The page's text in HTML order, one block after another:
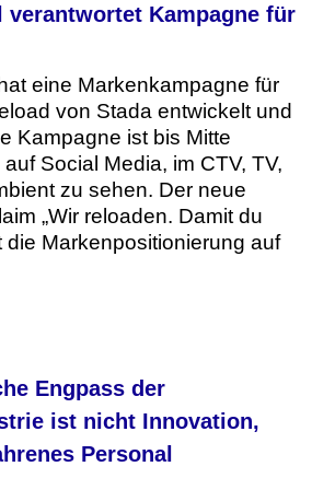
verantwortet Kampagne für
eine Markenkampagne für
von Stada entwickelt und
Kampagne ist bis Mitte
Social Media, im CTV, TV,
zu sehen. Der neue
„Wir reloaden. Damit du
die Markenpositionierung auf
Engpass der
ist nicht Innovation,
Personal